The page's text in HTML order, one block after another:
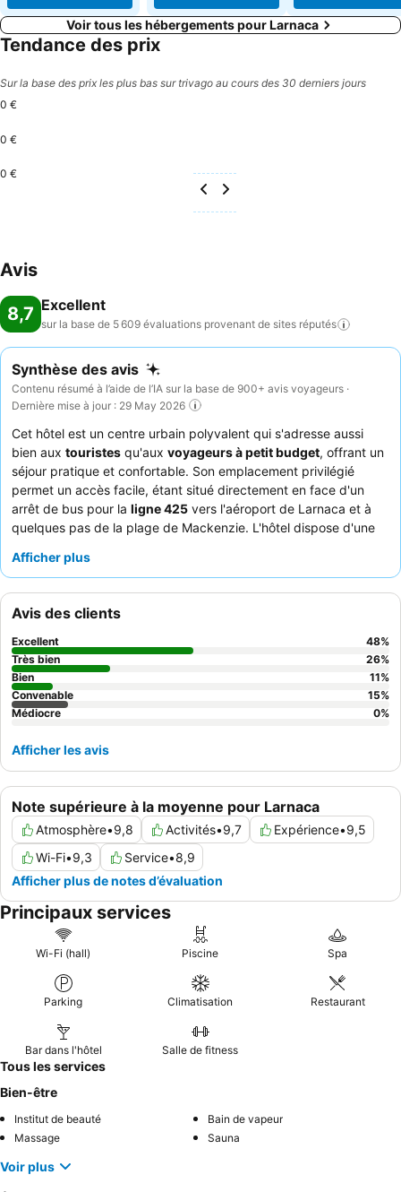
Voir tous les hébergements pour Larnaca
Tendance des prix
Sur la base des prix les plus bas sur trivago au cours des 30 derniers jours
0 €
0 €
0 €
Avis
8,7 Excellent
sur la base de 5 609 évaluations provenant de sites réputés
Synthèse des avis
Contenu résumé à l’aide de l’IA sur la base de 900+ avis voyageurs ·
Dernière mise à jour : 29 May 2026
Cet hôtel est un centre urbain polyvalent qui s'adresse aussi
bien aux touristes qu'aux voyageurs à petit budget, offrant un
séjour pratique et confortable. Son emplacement privilégié
permet un accès facile, étant situé directement en face d'un
arrêt de bus pour la ligne 425 vers l'aéroport de Larnaca et à
quelques pas de la plage de Mackenzie. L'hôtel dispose d'une
pour se détendre ou maintenir une routine de remise en forme.
accueillante et attentive, ainsi que le
varié, qui comprend du jus d'orange frais et un bar à omelettes.
Pour une expérience plus calme, les clients devraient envisager
de demander une chambre donnant sur le jardin.
Afficher plus
Note supérieure à la moyenne pour Larnaca
Atmosphère•9,8 Activités•9,7 Expérience•9,5
Wi-Fi•9,3 Service•8,9
Afficher plus de notes d’évaluation
Avis des clients
Excellent 48%
Très bien
26%
Bien
11%
Convenable
15%
Médiocre
0%
Afficher les avis
Principaux services
Wi-Fi (hall) Piscine Spa
Parking Climatisation Restaurant
Bar dans l'hôtel Salle de fitness
Tous les services
Bien-être
Institut de beauté
Bain de vapeur
Massage
Sauna
Voir plus